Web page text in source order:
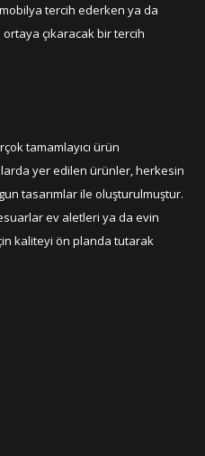
tercih ederken ya da
ortaya çıkaracak bir tercih
tamamlayıcı ürün
yer edilen ürünler, herkesin
tasarımlar ile oluşturulmuştur.
ev aletleri ya da evin
kaliteyi ön planda tutarak